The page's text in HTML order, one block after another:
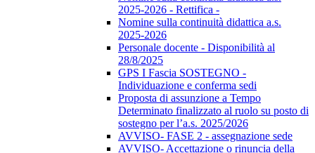
2025-2026 - Rettifica -
Nomine sulla continuità didattica a.s.
2025-2026
Personale docente - Disponibilità al
28/8/2025
GPS I Fascia SOSTEGNO -
Individuazione e conferma sedi
Proposta di assunzione a Tempo
Determinato finalizzato al ruolo su posto di
sostegno per l’a.s. 2025/2026
AVVISO- FASE 2 - assegnazione sede
AVVISO- Accettazione o rinuncia della